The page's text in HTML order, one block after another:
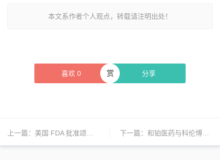
本文系作者个人观点，转载请注明出处！
喜欢 0 分享
赏
上一篇： 美国 FDA 批准颂狄多用于治疗活动性银屑病关节炎成人患者 下一篇： 和铂医药与科伦博泰新药临床试验已获批